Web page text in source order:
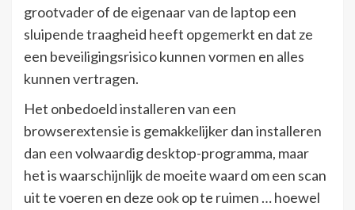
grootvader of de eigenaar van de laptop een
sluipende traagheid heeft opgemerkt en dat ze
een beveiligingsrisico kunnen vormen en alles
kunnen vertragen.
Het onbedoeld installeren van een
browserextensie is gemakkelijker dan installeren
dan een volwaardig desktop-programma, maar
het is waarschijnlijk de moeite waard om een ​​scan
uit te voeren en deze ook op te ruimen … hoewel